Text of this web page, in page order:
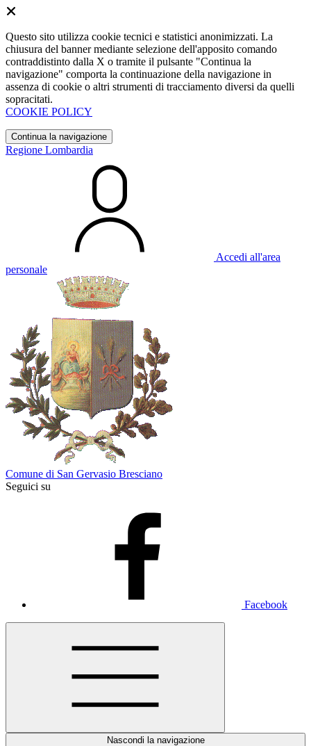
Questo sito utilizza cookie tecnici e statistici anonimizzati. La
chiusura del banner mediante selezione dell'apposito comando
contraddistinto dalla X o tramite il pulsante "Continua la
navigazione" comporta la continuazione della navigazione in
assenza di cookie o altri strumenti di tracciamento diversi da quelli
sopracitati.
COOKIE POLICY
Continua la navigazione
Regione Lombardia
Accedi all'area
personale
Comune di San Gervasio Bresciano
Seguici su
Facebook
Nascondi la navigazione